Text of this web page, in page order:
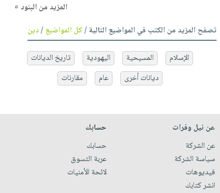
المزيد من البنود »
تصفح المزيد من الكتب في المواضيع التالية /كل المواضيع/دين
الإسلام المسيحية اليهودية
تاريخ الديانات
ديانات أخرى
عام مقارنات
عن نيل وفرات
عن الشركة
سياسة الشركة
فيديوهات
انشر كتابك
حسابك
حسابك
عربة التسوق
لائحة الأمنيات